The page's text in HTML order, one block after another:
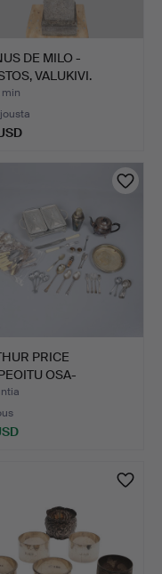
DE MILO -
VALUKIVI.
PRICE
OSA-
SEKÄ…